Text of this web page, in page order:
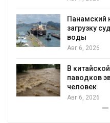
Панамский
загрузку
воды
Авг 6, 2026
В
паводков
человек
Авг 6, 2026